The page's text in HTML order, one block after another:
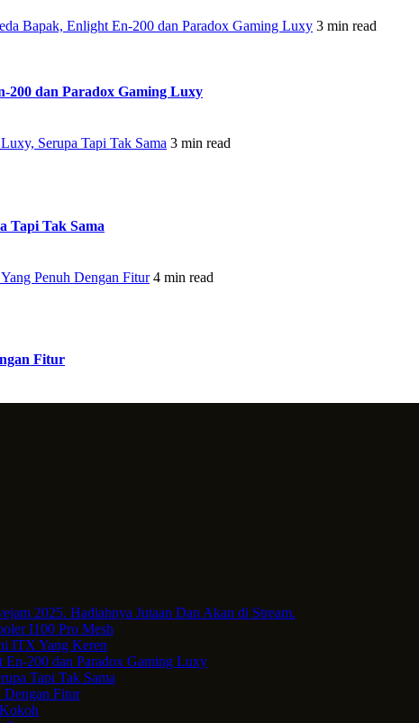
Bapak, Enlight En-200 dan Paradox Gaming Luxy 3 min read
200 dan Paradox Gaming Luxy
Serupa Tapi Tak Sama 3 min read
Tapi Tak Sama
Penuh Dengan Fitur 4 min read
Fitur
2025. Hadiahnya Jutaan Dan Akan di Stream.
I100 Pro Mesh
ITX Yang Keren
En-200 dan Paradox Gaming Luxy
Tapi Tak Sama
Dengan Fitur